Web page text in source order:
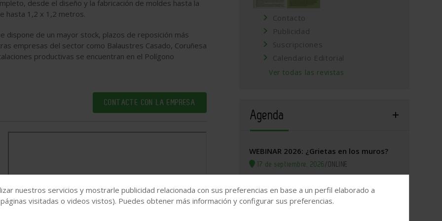
desde el diseño y la fabricación de moldes hasta la
hasta 1,2 x 1,2 metros.
dispone de un mayor stock, plazos de reposición más
empresas del sector como Balaustres Casado, Coruñesa
productivas se encuentran en el Polígono
CONTACTE CON LA EMPRESA
Contacto
Publicidad
Suscripciones
Calendario Editorial
Ver todas las revistas
Agenda
WEBINAR 2026: ¿Grietas en los muros?
17 de septiembre, 2026/ONLINE
Valladolid, 2026. Jornada Arquitectura y
Construcción
nuestros servicios y mostrarle publicidad relacionada con sus preferencias en base a un perfil elaborado a
visitadas o videos vistos). Puedes obtener más información y configurar sus preferencias.